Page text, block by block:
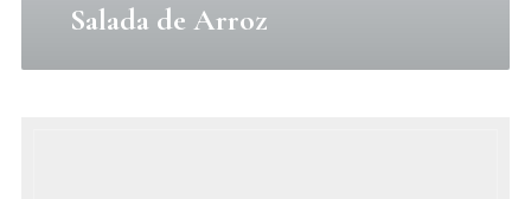
Salada de Arroz